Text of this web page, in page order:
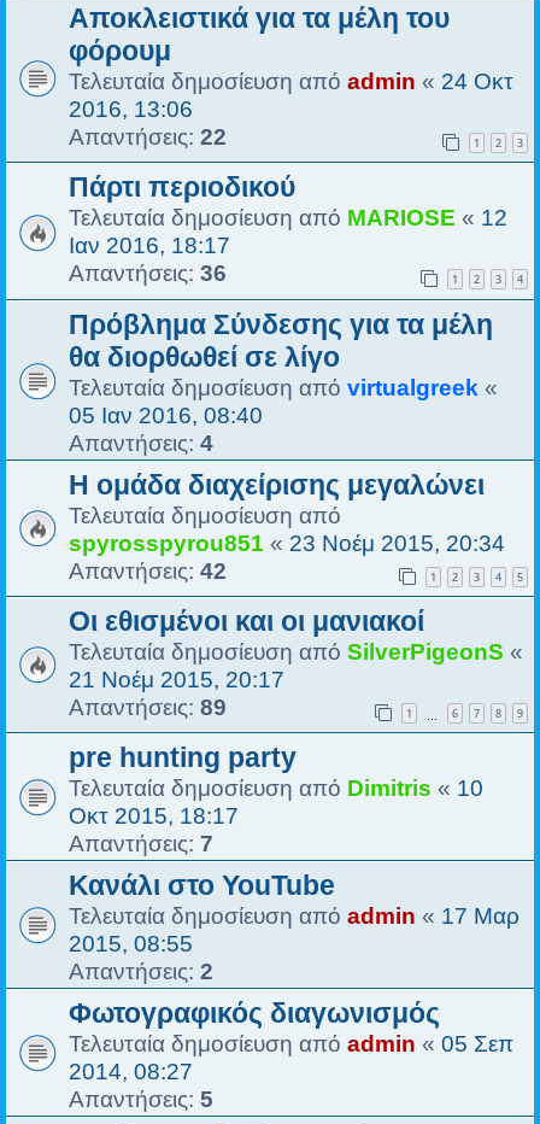
Αποκλειστικά για τα μέλη του
φόρουμ
Τελευταία δημοσίευση από admin « 24 Οκτ
2016, 13:06
Απαντήσεις: 22 1 2 3
Πάρτι περιοδικού
Τελευταία δημοσίευση από MARIOSE « 12
Ιαν 2016, 18:17
Απαντήσεις: 36 1 2 3 4
Πρόβλημα Σύνδεσης για τα μέλη
θα διορθωθεί σε λίγο
Τελευταία δημοσίευση από virtualgreek «
05 Ιαν 2016, 08:40
Απαντήσεις: 4
Η ομάδα διαχείρισης μεγαλώνει
Τελευταία δημοσίευση από
spyrosspyrou851 « 23 Νοέμ 2015, 20:34
Απαντήσεις: 42 1 2 3 4 5
Οι εθισμένοι και οι μανιακοί
Τελευταία δημοσίευση από SilverPigeonS «
21 Νοέμ 2015, 20:17
Απαντήσεις: 89 1 … 6 7 8 9
pre hunting party
Τελευταία δημοσίευση από Dimitris « 10
Οκτ 2015, 18:17
Απαντήσεις: 7
Κανάλι στο YouTube
Τελευταία δημοσίευση από admin « 17 Μαρ
2015, 08:55
Απαντήσεις: 2
Φωτογραφικός διαγωνισμός
Τελευταία δημοσίευση από admin « 05 Σεπ
2014, 08:27
Απαντήσεις: 5